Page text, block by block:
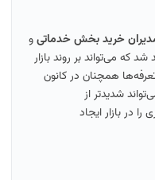
خرید بخش خدماتیو
که می‌تواند بر روند بازار
تعرفه‌ها همچنان در کانون
شدیدتر از
در بازار ایجاد